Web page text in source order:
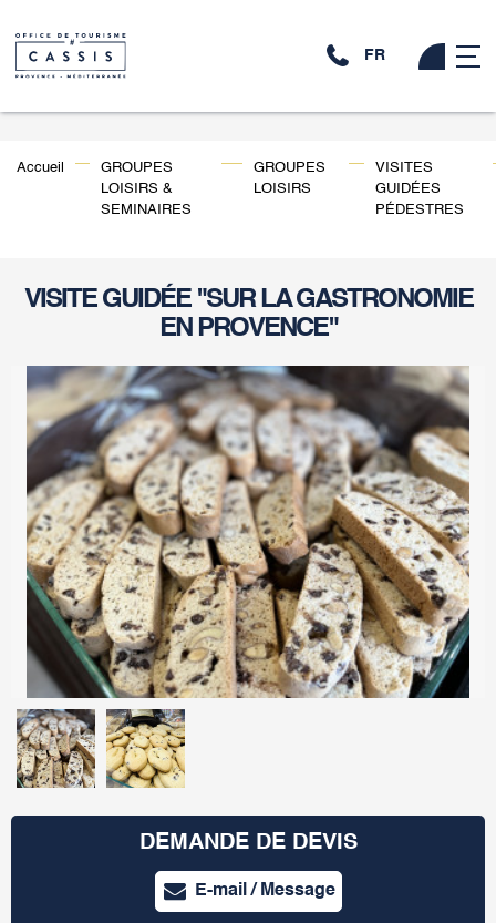
FR
Accueil
GROUPES
LOISIRS &
SEMINAIRES
GROUPES
LOISIRS
VISITES
GUIDÉES
PÉDESTRES
VISITE GUIDÉE "SUR LA GASTRONOMIE
EN PROVENCE"
DEMANDE DE DEVIS
E-mail / Message